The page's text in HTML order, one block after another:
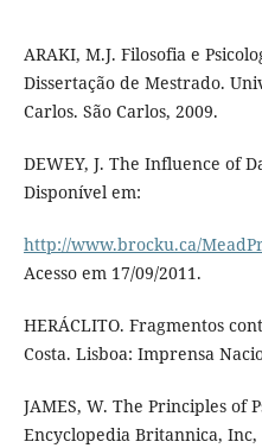
ARAKI, M.J. Filosofia e
Dissertação de Mestrado.
Carlos. São Carlos, 2009.
DEWEY, J. The Influence of
Disponível em:
http://www.brocku.ca/
Acesso em 17/09/2011.
HERÁCLITO. Fragmentos
Costa. Lisboa: Imprensa
JAMES, W. The Principles of
Encyclopedia Britannica, Inc,